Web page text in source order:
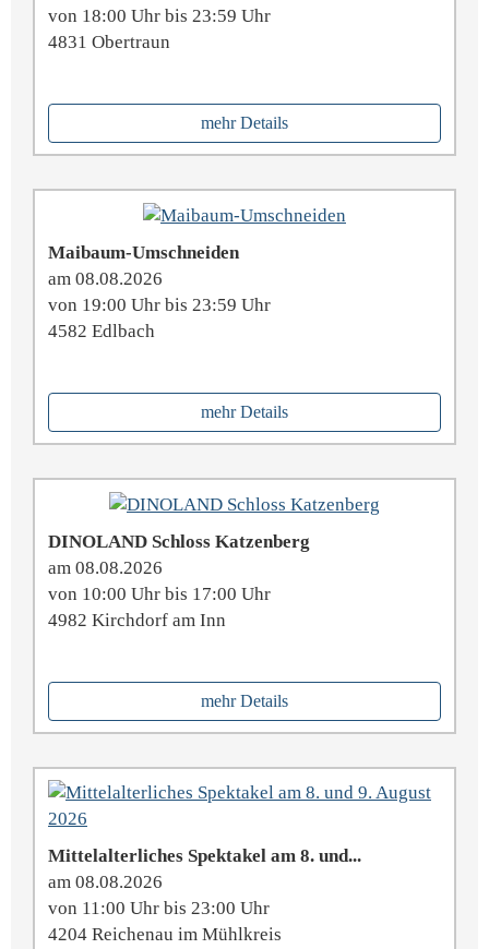
von 18:00 Uhr bis 23:59 Uhr
4831 Obertraun
mehr Details
Maibaum-Umschneiden
am 08.08.2026
von 19:00 Uhr bis 23:59 Uhr
4582 Edlbach
mehr Details
DINOLAND Schloss Katzenberg
am 08.08.2026
von 10:00 Uhr bis 17:00 Uhr
4982 Kirchdorf am Inn
mehr Details
Mittelalterliches Spektakel am 8. und...
am 08.08.2026
von 11:00 Uhr bis 23:00 Uhr
4204 Reichenau im Mühlkreis